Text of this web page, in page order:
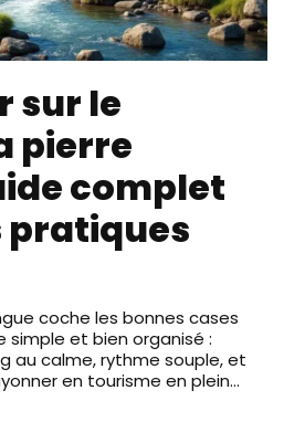
sur le
pierre
complet
pratiques
coche les bonnes cases
simple et bien organisé :
au calme, rythme souple, et
en tourisme en plein…